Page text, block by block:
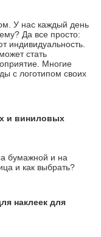
У нас каждый день
Да все просто:
индивидуальность.
стать
Многие
с логотипом своих
и виниловых
бумажной и на
и как выбрать?
наклеек для